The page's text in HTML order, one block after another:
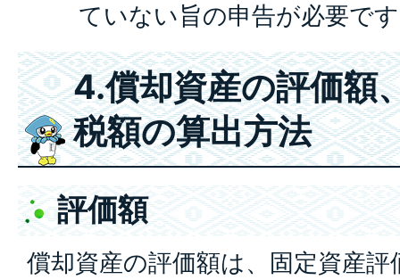
ていない旨の申告が必要で
4.償却資産の評価額
税額の算出方法
評価額
償却資産の評価額は、固定資産